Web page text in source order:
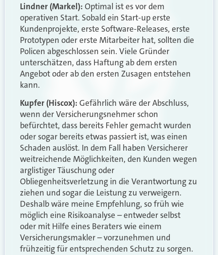
Lindner (Markel): Optimal ist es vor dem
operativen Start. Sobald ein Start-up erste
Kundenprojekte, erste Software-Releases, erste
Prototypen oder erste Mitarbeiter hat, sollten die
Policen abgeschlossen sein. Viele Gründer
unterschätzen, dass Haftung ab dem ersten
Angebot oder ab den ersten Zusagen entstehen
kann.
Kupfer (Hiscox): Gefährlich wäre der Abschluss,
wenn der Versicherungsnehmer schon
befürchtet, dass bereits Fehler gemacht wurden
oder sogar bereits etwas passiert ist, was einen
Schaden auslöst. In dem Fall haben Versicherer
weitreichende Möglichkeiten, den Kunden wegen
arglistiger Täuschung oder
Obliegenheitsverletzung in die Verantwortung zu
ziehen und sogar die Leistung zu verweigern.
Deshalb wäre meine Empfehlung, so früh wie
möglich eine Risikoanalyse – entweder selbst
oder mit Hilfe eines Beraters wie einem
Versicherungsmakler – vorzunehmen und
frühzeitig für entsprechenden Schutz zu sorgen.